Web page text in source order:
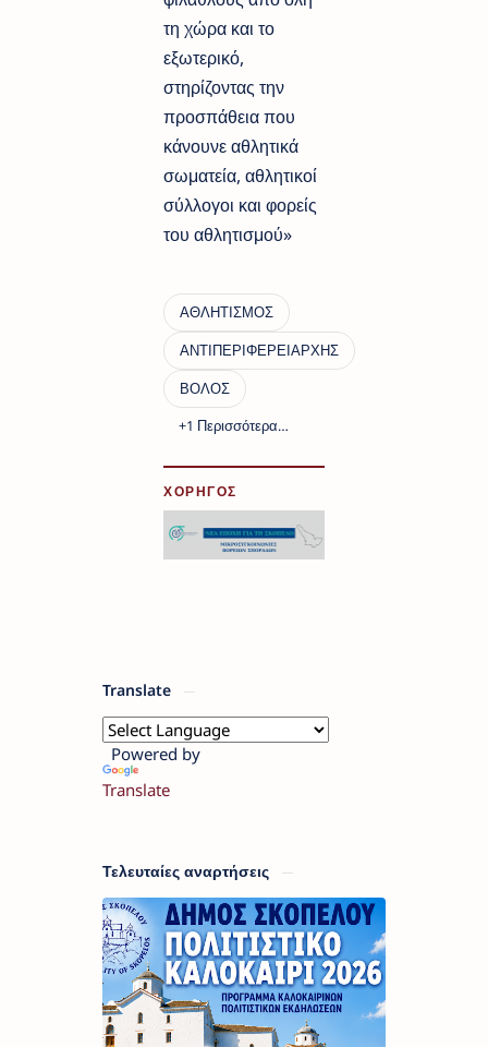
τη χώρα και το
εξωτερικό,
στηρίζοντας την
προσπάθεια που
κάνουνε αθλητικά
σωματεία, αθλητικοί
σύλλογοι και φορείς
του αθλητισμού»
ΧΟΡΗΓΟΣ
Translate
Powered by
Translate
Τελευταίες αναρτήσεις